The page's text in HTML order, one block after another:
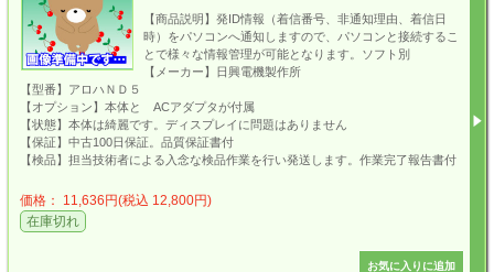
【商品説明】発ID情報（着信番号、非通知理由、着信日
時）をパソコンへ通知しますので、パソコンと接続するこ
とで様々な情報管理が可能となります。ソフト別
【メーカー】日興電機製作所
【型番】アロハＮＤ５
【オプション】本体と ACアダプタが付属
【状態】本体は綺麗です。ディスプレイに問題はありません
【保証】中古100日保証。品質保証書付
【検品】担当技術者による入念な検品作業を行い発送します。作業完了報告書付
価格： 11,636円(税込 12,800円)
在庫切れ